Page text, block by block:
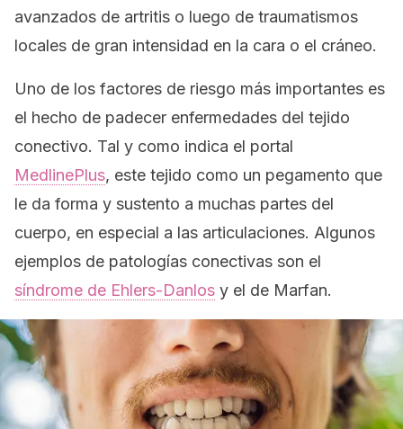
avanzados de artritis o luego de traumatismos
locales de gran intensidad en la cara o el cráneo.
Uno de los factores de riesgo más importantes es
el hecho de padecer enfermedades del tejido
conectivo. Tal y como indica el portal
MedlinePlus, este tejido como un pegamento que
le da forma y sustento a muchas partes del
cuerpo, en especial a las articulaciones. Algunos
ejemplos de patologías conectivas son el
síndrome de Ehlers-Danlos y el de Marfan.